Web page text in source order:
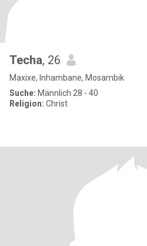
Techa, 26
Maxixe, Inhambane, Mosambik
Suche: Männlich 28 - 40
Religion: Christ